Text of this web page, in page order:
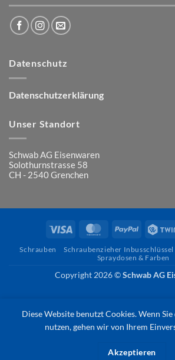
Datenschutz
Datenschutzerklärung
Unser Standort
Schwab AG Eisenwaren
Solothurnstrasse 58
CH - 2540 Grenchen
Visa MasterCardPayPal
Schrauben
Schraubenzieher
Spraydosen & Farben
Copyright 2026 ©Schwab AG
Diese Website benutzt Cookies. Wenn
nutzen, gehen wir von Ihrem
Akzeptieren